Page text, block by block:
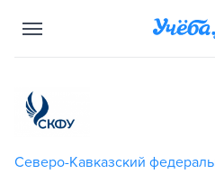
Северо-Кавказский